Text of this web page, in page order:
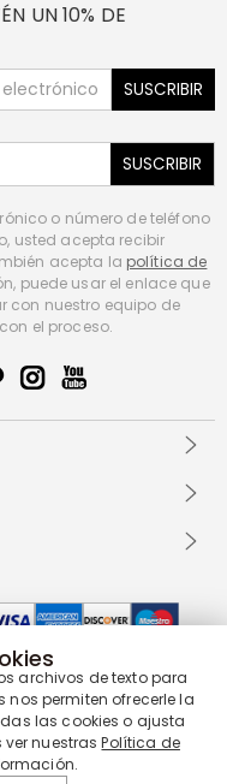
UN 10% DE
SUSCRIBIR
SUSCRIBIR
o número de teléfono
usted acepta recibir
acepta la política de
puede usar el enlace que
con nuestro equipo de
el proceso.
archivos de texto para
nos permiten ofrecerle la
las cookies o ajusta
ver nuestrasPolítica de